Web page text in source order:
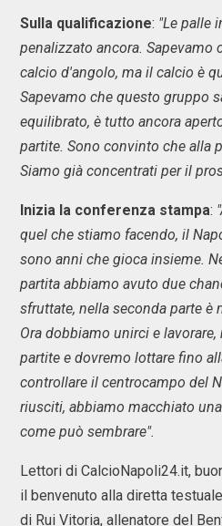
Sulla qualificazione: "Le palle
penalizzato ancora. Sapevamo
calcio d'angolo, ma il calcio è
Sapevamo che questo gruppo
equilibrato, è tutto ancora
partite. Sono convinto che alla
Siamo già concentrati per il
Inizia la conferenza stampa:
quel che stiamo facendo, il
sono anni che gioca insieme.
partita abbiamo avuto due
sfruttate, nella seconda parte è
Ora dobbiamo unirci e
partite e dovremo lottare fino
controllare il centrocampo del
riusciti, abbiamo macchiato
come può sembrare".
Lettori di CalcioNapoli24.it,
il benvenuto alla diretta
di Rui Vitoria, allenatore del